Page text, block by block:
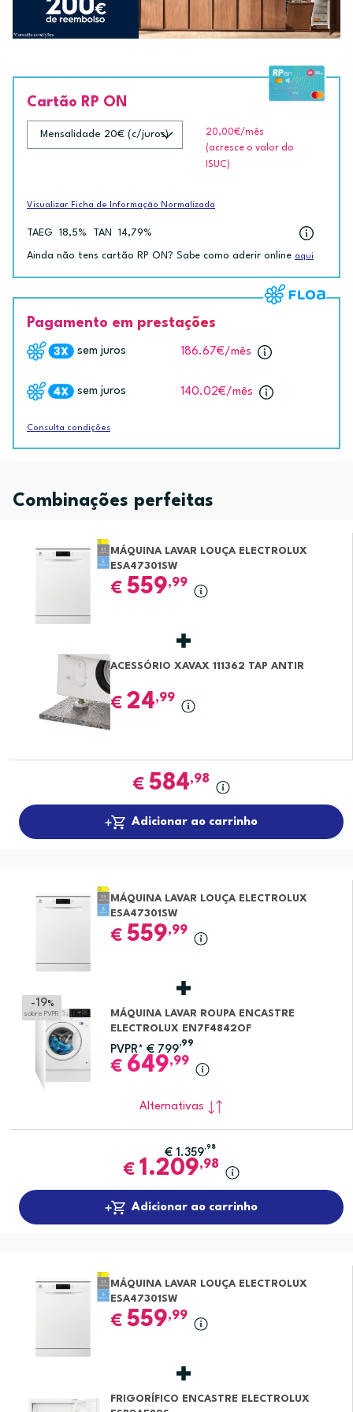
Cartão RP ON
20,00€/mês
(acresce o valor do
ISUC)
Visualizar Ficha de Informação Normalizada
TAEG 18,5% TAN 14,79%
Ainda não tens cartão RP ON? Sabe como aderir online aqui
Pagamento em prestações
sem juros 186.67€/mês
sem juros 140.02€/mês
Consulta condições
Combinações perfeitas
MÁQUINA LAVAR LOUÇA ELECTROLUX
ESA47301SW
€ 559,99
ACESSÓRIO XAVAX 111362 TAP ANTIR
€ 24,99
€ 584,98
Adicionar ao carrinho
MÁQUINA LAVAR LOUÇA ELECTROLUX
ESA47301SW
€ 559,99
-19%
sobre PVPR
MÁQUINA LAVAR ROUPA ENCASTRE
ELECTROLUX EN7F4842OF
PVPR* € 799
,99
€ 649,99
Alternativas
€ 1.359,98
€ 1.209,98
Adicionar ao carrinho
MÁQUINA LAVAR LOUÇA ELECTROLUX
ESA47301SW
€ 559,99
FRIGORÍFICO ENCASTRE ELECTROLUX